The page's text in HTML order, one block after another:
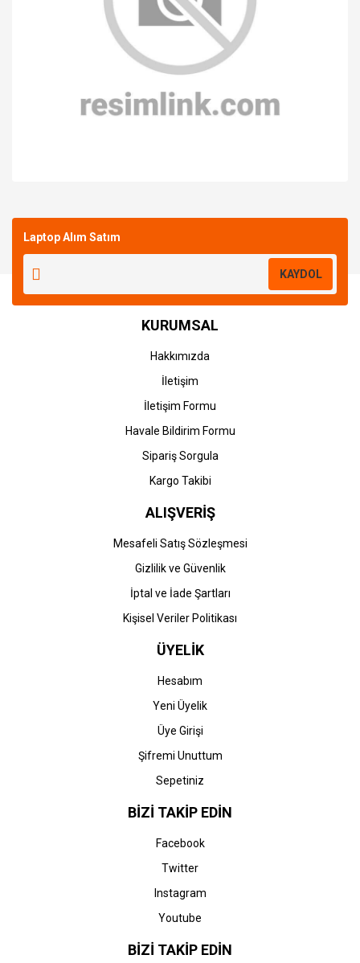
Laptop Alım Satım
KAYDOL
KURUMSAL
Hakkımızda
İletişim
İletişim Formu
Havale Bildirim Formu
Sipariş Sorgula
Kargo Takibi
ALIŞVERİŞ
Mesafeli Satış Sözleşmesi
Gizlilik ve Güvenlik
İptal ve İade Şartları
Kişisel Veriler Politikası
ÜYELİK
Hesabım
Yeni Üyelik
Üye Girişi
Şifremi Unuttum
Sepetiniz
BİZİ TAKİP EDİN
Facebook
Twitter
Instagram
Youtube
BİZİ TAKİP EDİN